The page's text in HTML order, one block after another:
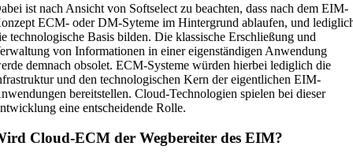
ist nach Ansicht von Softselect zu beachten, dass nach dem EIM-
ECM- oder DM-Syteme im Hintergrund ablaufen, und
technologische Basis bilden. Die klassische Erschließung und
von Informationen in einer eigenständigen Anwendung
demnach obsolet. ECM-Systeme würden hierbei lediglich die
und den technologischen Kern der eigentlichen EIM-
bereitstellen. Cloud-Technologien spielen bei dieser
eine entscheidende Rolle.
Cloud-ECM der Wegbereiter des EIM?